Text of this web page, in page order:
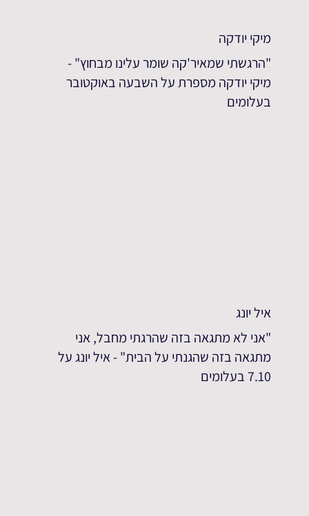
מיקי יודקה
"הרגשתי שמאיר'קה שומר עלינו מבחוץ" -
מיקי יודקה מספרת על השבעה באוקטובר
בעלומים
איל יונג
"אני לא מתגאה בזה שהרגתי מחבל, אני
מתגאה בזה שהגנתי על הבית" - איל יונג על
7.10 בעלומים